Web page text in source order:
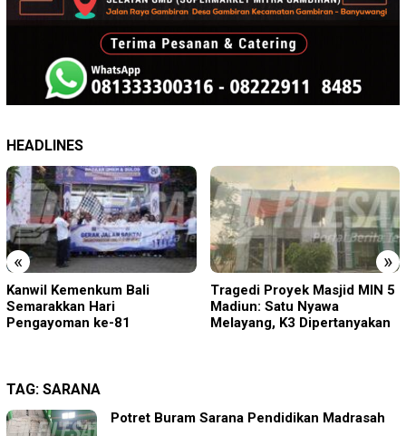
HEADLINES
« »
Tragedi Proyek Masjid MIN 5
Madiun: Satu Nyawa
Melayang, K3 Dipertanyakan
KA BIAS Terhenti, Lima KA
Ikut Terdampak, KAI Daop 7
Gerak Cepat Pulihkan
TAG: SARANA
Potret Buram Sarana Pendidikan Madrasah